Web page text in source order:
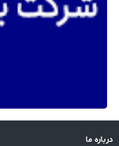
درباره ما